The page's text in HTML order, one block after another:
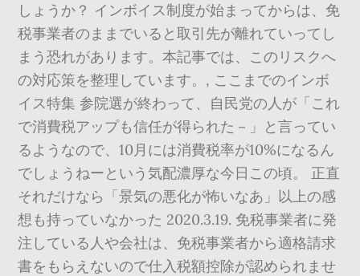
しょうか？ インボイス制度が始まってからは、免
税事業者のままでいると取引先が離れていってし
まう恐れがあります。本記事では、このリスクへ
の対応策を整理しています。, ここまでのインボ
イス特集 参院選が終わって、自民党の人が「これ
で消費税アップも信任が得られた－」と言ってい
るようなので、10月には消費税率が10%になるん
でしょうねーという気配濃厚な今日この頃。 正直
それだけなら「景気の悪化が怖いなあ」以上の感
想も持っていなかった 2020.3.19. 免税事業者に発
注している人や会社は、免税事業者から適格請求
書をもらえないので仕入税額控除が認められませ